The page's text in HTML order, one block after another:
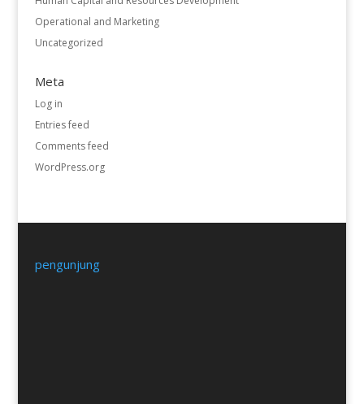
Operational and Marketing
Uncategorized
Meta
Log in
Entries feed
Comments feed
WordPress.org
pengunjung